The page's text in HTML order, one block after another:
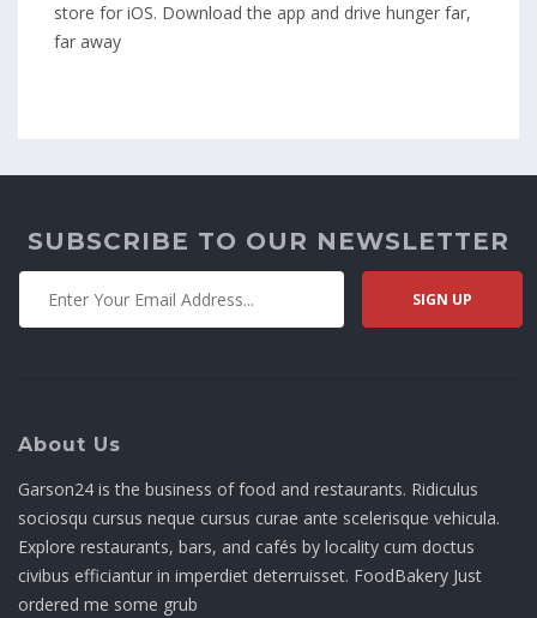
store for iOS. Download the app and drive hunger far,
far away
SUBSCRIBE TO OUR NEWSLETTER
About Us
Garson24 is the business of food and restaurants. Ridiculus
sociosqu cursus neque cursus curae ante scelerisque vehicula.
Explore restaurants, bars, and cafés by locality cum doctus
civibus efficiantur in imperdiet deterruisset. FoodBakery Just
ordered me some grub